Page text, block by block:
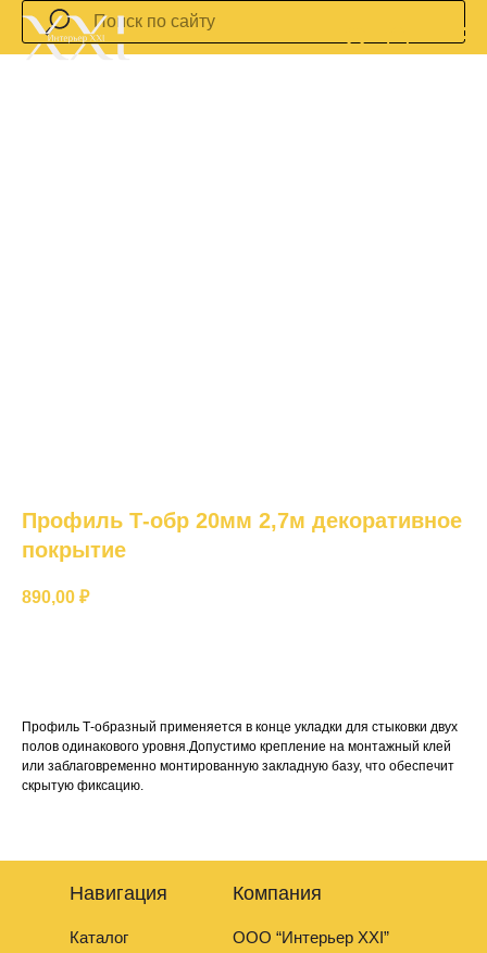
Профиль Т-обр 20мм 2,7м декоративное
покрытие
890,00 ₽
Профиль Т-образный применяется в конце укладки для стыковки двух
полов одинакового уровня.Допустимо крепление на монтажный клей
или заблаговременно монтированную закладную базу, что обеспечит
скрытую фиксацию.
Навигация
Каталог
Компания
ООО “Интерьер XXI”